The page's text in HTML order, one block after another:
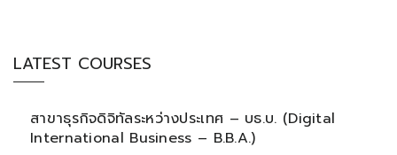
LATEST COURSES
สาขาธุรกิจดิจิทัลระหว่างประเทศ – บธ.บ. (Digital
International Business – B.B.A.)